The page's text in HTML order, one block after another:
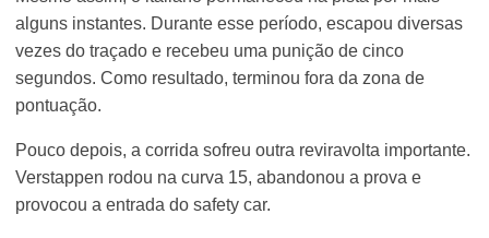
alguns instantes. Durante esse período, escapou diversas
vezes do traçado e recebeu uma punição de cinco
segundos. Como resultado, terminou fora da zona de
pontuação.
Pouco depois, a corrida sofreu outra reviravolta importante.
Verstappen rodou na curva 15, abandonou a prova e
provocou a entrada do safety car.